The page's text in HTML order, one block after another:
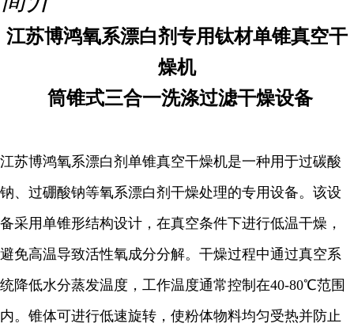
江苏博鸿氧系漂白剂专用钛材单锥真空干
燥机
筒锥式三合一洗涤过滤干燥设备
江苏博鸿氧系漂白剂单锥真空干燥机是一种用于过碳酸
钠、过硼酸钠等氧系漂白剂干燥处理的专用设备。该设
备采用单锥形结构设计，在真空条件下进行低温干燥，
避免高温导致活性氧成分分解。干燥过程中通过真空系
统降低水分蒸发温度，工作温度通常控制在40-80℃范围
内。锥体可进行低速旋转，使粉体物料均匀受热并防止